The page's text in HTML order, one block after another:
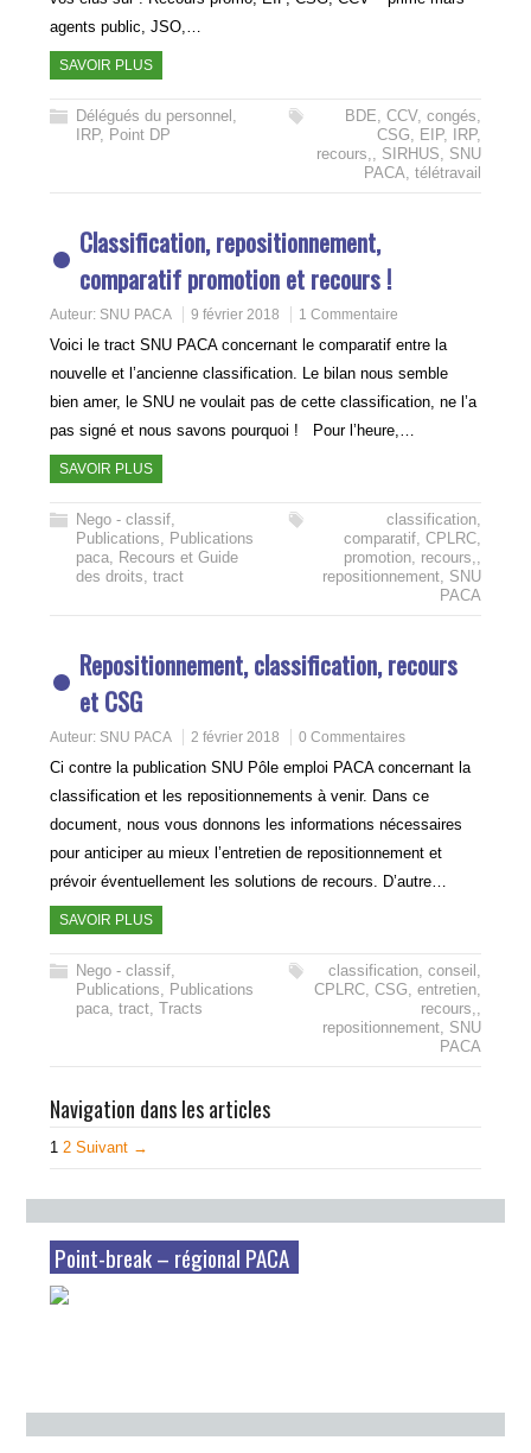
agents public, JSO,…
SAVOIR PLUS
Délégués du personnel ,
IRP, Point DP
BDE, CCV, congés,
CSG, EIP, IRP,
recours,, SIRHUS, SNU
PACA, télétravail
Classification, repositionnement,
comparatif promotion et recours !
Auteur: SNU PACA 9 février 2018 1 Commentaire
Voici le tract SNU PACA concernant le comparatif entre la
nouvelle et l’ancienne classification. Le bilan nous semble
bien amer, le SNU ne voulait pas de cette classification, ne l’a
pas signé et nous savons pourquoi ! Pour l’heure,…
SAVOIR PLUS
Nego - classif,
Publications, Publications
paca, Recours et Guide
des droits,tract
classification,
comparatif, CPLRC,
promotion, recours,,
repositionnement, SNU
PACA
Repositionnement, classification, recours
et CSG
Auteur: SNU PACA 2 février 2018 0 Commentaires
Ci contre la publication SNU Pôle emploi PACA concernant la
classification et les repositionnements à venir. Dans ce
document, nous vous donnons les informations nécessaires
pour anticiper au mieux l’entretien de repositionnement et
prévoir éventuellement les solutions de recours. D’autre…
SAVOIR PLUS
Nego - classif,
Publications, Publications
paca,tract,Tracts
classification, conseil ,
CPLRC, CSG, entretien,
recours,,
repositionnement, SNU
PACA
Navigation dans les articles
1 2 Suivant →
Point-break – régional PACA